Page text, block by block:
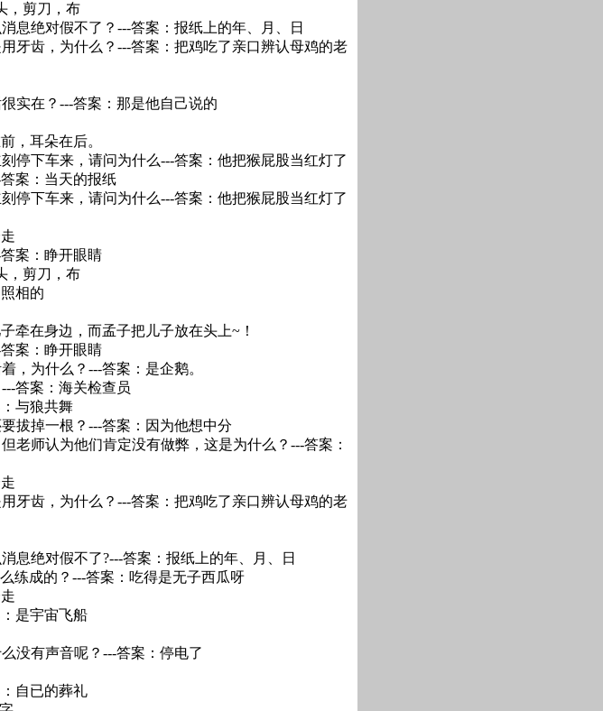
，剪刀，布
息绝对假不了？---答案：报纸上的年、月、日
牙齿，为什么？---答案：把鸡吃了亲口辨认母鸡的老
实在？---答案：那是他自己说的
，耳朵在后。
停下车来，请问为什么---答案：他把猴屁股当红灯了
案：当天的报纸
停下车来，请问为什么---答案：他把猴屁股当红灯了
案：睁开眼睛
，剪刀，布
相的
在身边，而孟子把儿子放在头上~！
案：睁开眼睛
，为什么？---答案：是企鹅。
答案：海关检查员
与狼共舞
拔掉一根？---答案：因为他想中分
老师认为他们肯定没有做弊，这是为什么？---答案：
牙齿，为什么？---答案：把鸡吃了亲口辨认母鸡的老
息绝对假不了?---答案：报纸上的年、月、日
练成的？---答案：吃得是无子西瓜呀
是宇宙飞船
没有声音呢？---答案：停电了
自已的葬礼